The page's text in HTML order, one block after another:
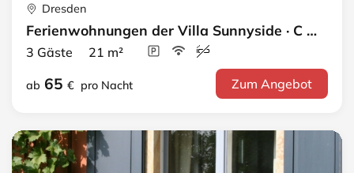
Dresden
Ferienwohnungen der Villa Sunnyside · C Gartenhaus
3 Gäste 21 m²
ab 65 € pro Nacht Zum Angebot